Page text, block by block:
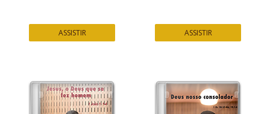
ASSISTIR ASSISTIR